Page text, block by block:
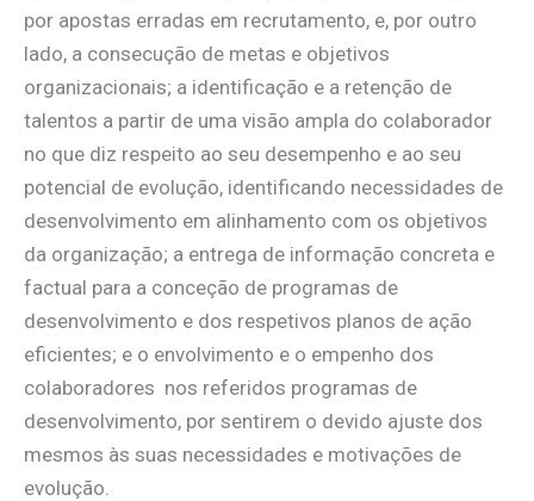
por apostas erradas em recrutamento, e, por outro
lado, a consecução de metas e objetivos
organizacionais; a identificação e a retenção de
talentos a partir de uma visão ampla do colaborador
no que diz respeito ao seu desempenho e ao seu
potencial de evolução, identificando necessidades de
desenvolvimento em alinhamento com os objetivos
da organização; a entrega de informação concreta e
factual para a conceção de programas de
desenvolvimento e dos respetivos planos de ação
eficientes; e o envolvimento e o empenho dos
colaboradores nos referidos programas de
desenvolvimento, por sentirem o devido ajuste dos
mesmos às suas necessidades e motivações de
evolução.